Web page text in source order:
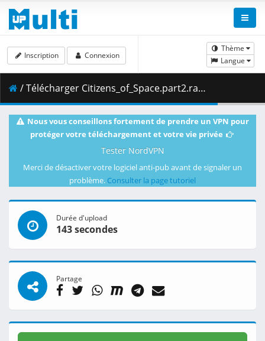
Thème
Langue
Inscription Connexion
/ Télécharger Citizens_of_Space.part2.rar ( 488.28 MB )
Nous vous conseillons fortement de prendre un VPN pour
protéger votre téléchargement et votre vie privée
Tester NordVPN
Merci de désactiver votre logiciel anti-pub avant de signaler un
problème. Consulter la page tutoriel
Durée d'upload
143 secondes
Partage